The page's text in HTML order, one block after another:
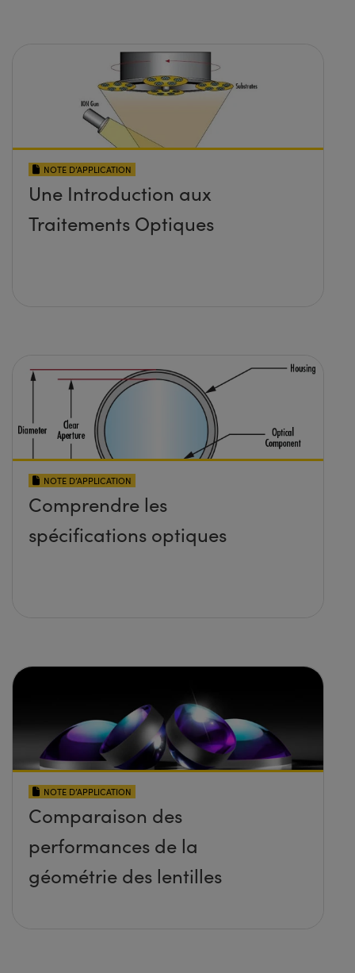
NOTE D’APPLICATION
Une Introduction aux
Traitements Optiques
NOTE D’APPLICATION
Comprendre les
spécifications optiques
NOTE D’APPLICATION
Comparaison des
performances de la
géométrie des lentilles